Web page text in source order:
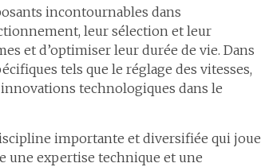
incontournables dans
leur sélection et leur
et d’optimiser leur durée de vie. Dans
tels que le réglage des vitesses,
technologiques dans le
importante et diversifiée qui joue
une expertise technique et une